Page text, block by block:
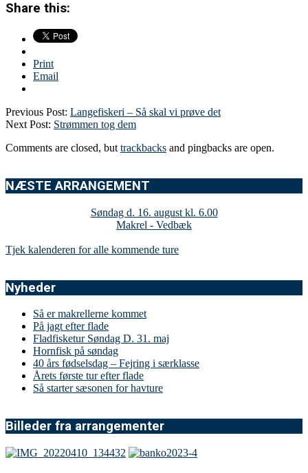
Share this:
Print
Email
Previous Post: Langefiskeri – Så skal vi prøve det
Next Post: Strømmen tog dem
Comments are closed, but trackbacks and pingbacks are open.
NÆSTE ARRANGEMENT
Søndag d. 16. august kl. 6.00
Makrel - Vedbæk
Tjek kalenderen for alle kommende ture
Nyheder
Så er makrellerne kommet
På jagt efter flade
Fladfisketur Søndag D. 31. maj
Hornfisk på søndag
40 års fødselsdag – Fejring i særklasse
Årets første tur efter flade
Så starter sæsonen for havture
Billeder fra arrangementer